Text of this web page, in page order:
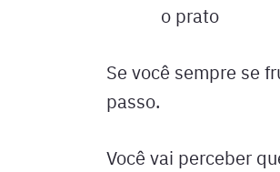
o prato
Se você sempre se
passo.
Você vai perceber